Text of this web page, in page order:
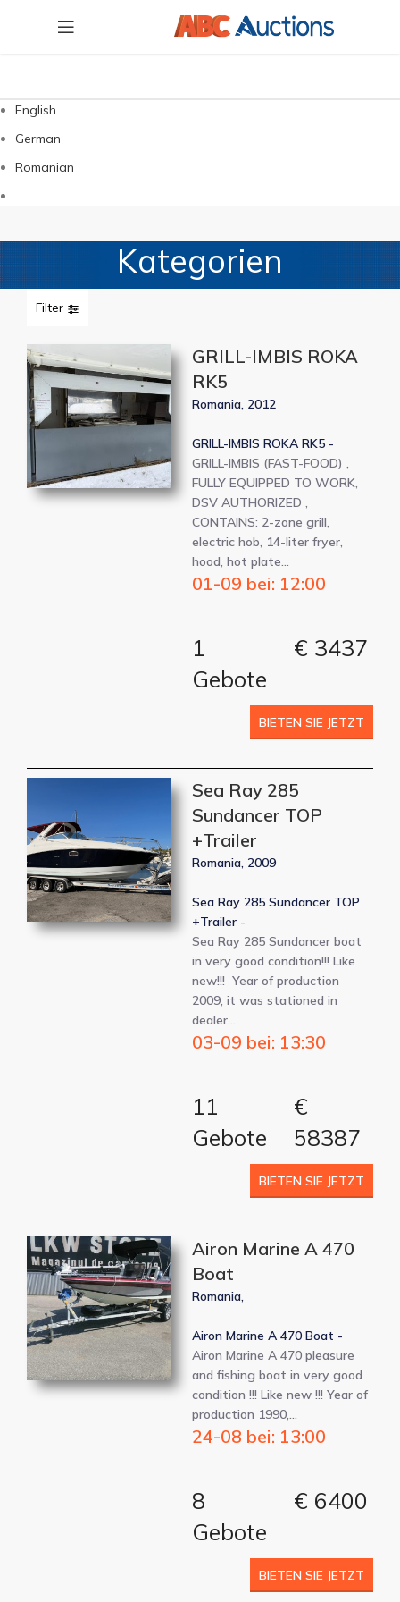
English
German
Romanian
Kategorien
Filter
GRILL-IMBIS ROKA
RK5
Romania, 2012
GRILL-IMBIS ROKA RK5 -
GRILL-IMBIS (FAST-FOOD) ,
FULLY EQUIPPED TO WORK,
DSV AUTHORIZED ,
CONTAINS: 2-zone grill,
electric hob, 14-liter fryer,
hood, hot plate…
01-09 bei: 12:00
1
Gebote
€ 3437
BIETEN SIE JETZT
Sea Ray 285
Sundancer TOP
+Trailer
Romania, 2009
Sea Ray 285 Sundancer TOP
+Trailer -
Sea Ray 285 Sundancer boat
in very good condition!!! Like
new!!! Year of production
2009, it was stationed in
dealer…
03-09 bei: 13:30
11
Gebote
€
58387
BIETEN SIE JETZT
Airon Marine A 470
Boat
Romania,
Airon Marine A 470 Boat -
Airon Marine A 470 pleasure
and fishing boat in very good
condition !!! Like new !!! Year of
production 1990,…
24-08 bei: 13:00
8
Gebote
€ 6400
BIETEN SIE JETZT